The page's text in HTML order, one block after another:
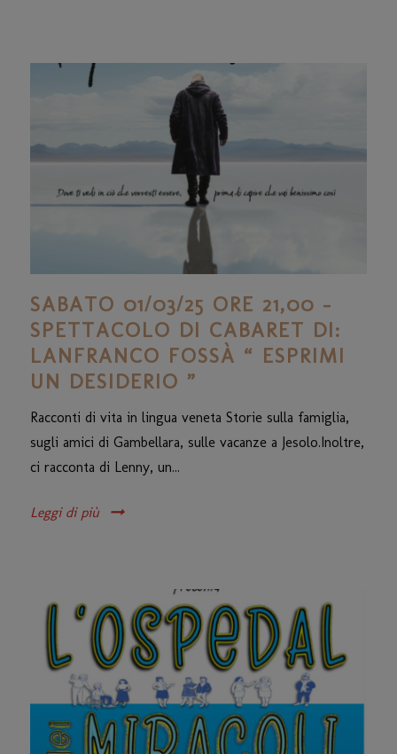
SABATO 01/03/25 ORE 21,00 –
SPETTACOLO DI CABARET DI:
LANFRANCO FOSSÀ “ ESPRIMI
UN DESIDERIO ”
Racconti di vita in lingua veneta Storie sulla famiglia,
sugli amici di Gambellara, sulle vacanze a Jesolo.Inoltre,
ci racconta di Lenny, un...
Leggi di più